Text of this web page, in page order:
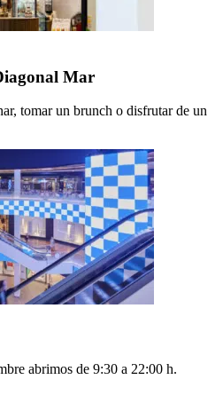
Mar
tomar un brunch o disfrutar de un
abrimos de 9:30 a 22:00 h.